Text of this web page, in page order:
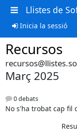
Llistes de
Inicia la sessió
Recursos
Març 2025
0 debats
No s'ha trobat cap fil